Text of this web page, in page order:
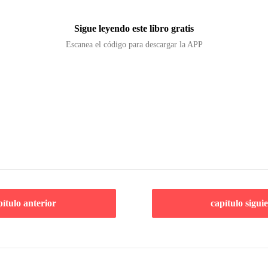
Sigue leyendo este libro gratis
Escanea el código para descargar la APP
anterior capítulo